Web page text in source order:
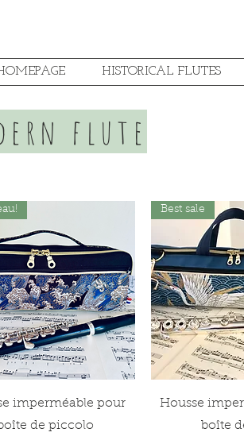
HISTORICAL FLUTES
flute
Quick View
imperméable pour
de piccolo
Quick
Best sale
Housse
boîte